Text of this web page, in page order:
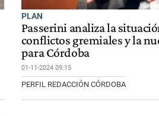
PLAN
Passerini analiza la
conflictos gremiales y la
para Córdoba
01-11-2024 09:15
PERFIL REDACCIÓN CÓRDOBA